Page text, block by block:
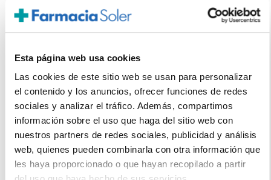
Esta página web usa cookies
Las cookies de este sitio web se usan para personalizar
el contenido y los anuncios, ofrecer funciones de redes
sociales y analizar el tráfico. Además, compartimos
información sobre el uso que haga del sitio web con
nuestros partners de redes sociales, publicidad y análisis
web, quienes pueden combinarla con otra información que
les haya proporcionado o que hayan recopilado a partir
ALFASIGMA
ESOXX ONE 10ML (20 STICKS)
18,90€
- + Añadir